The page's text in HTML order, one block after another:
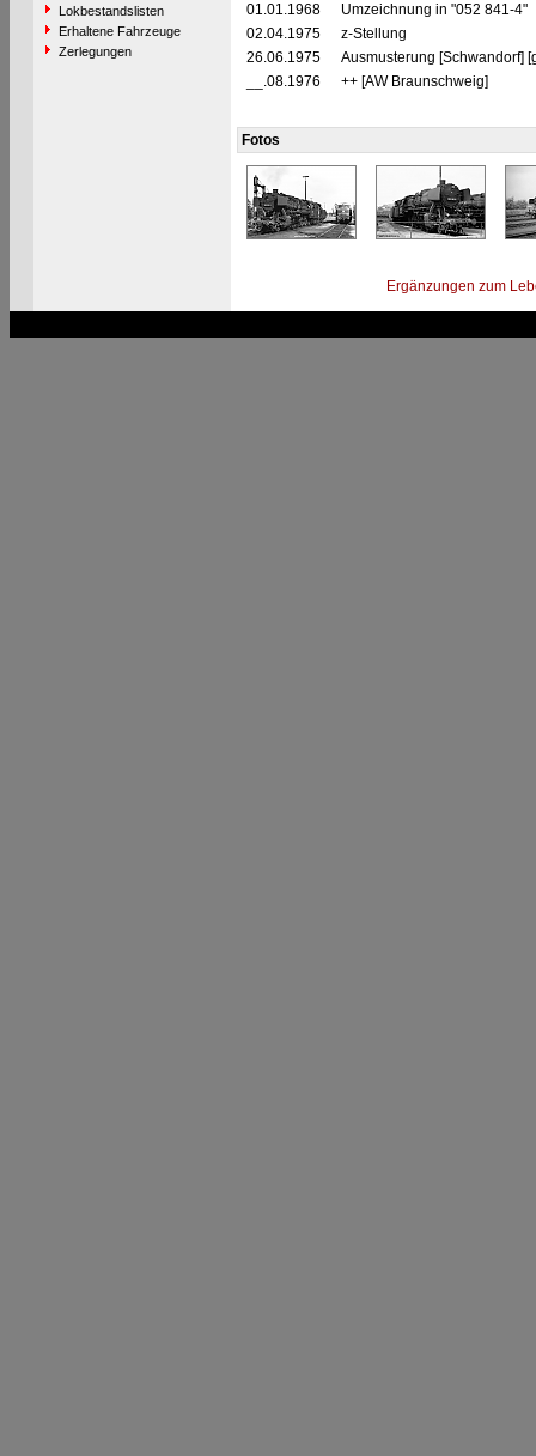
Lokbestandslisten
Erhaltene Fahrzeuge
Zerlegungen
01.01.1968
Umzeichnung in "052 841-4"
02.04.1975
z-Stellung
26.06.1975
Ausmusterung [Schwandorf]
__.08.1976
++ [AW Braunschweig]
Fotos
Ergänzungen zum